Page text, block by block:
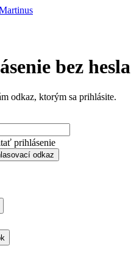
bez hesla
odkaz, ktorým sa prihlásite.
prihlásenie
odkaz